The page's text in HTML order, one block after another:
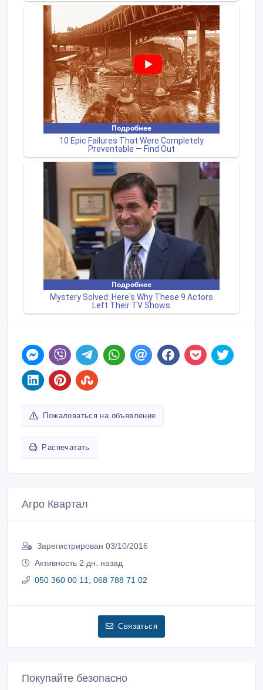
Пожаловаться на объявление
Распечатать
Агро Квартал
Зарегистрирован 03/10/2016
Активность 2 дн. назад
050 360 00 11; 068 788 71 02
Связаться
Покупайте безопасно